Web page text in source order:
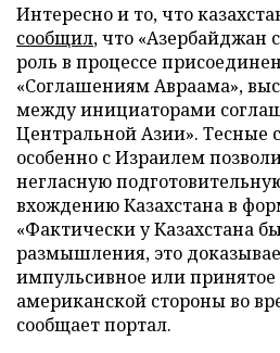
Интересно и то, что
сообщил, что «Азербайджан
роль в процессе
«Соглашениям Авраама»,
между инициаторами
Центральной Азии». Тесные
особенно с Израилем
негласную
вхождению Казахстана в
«Фактически у Казахстана
размышления, это
импульсивное или
американской стороны во
сообщает портал.